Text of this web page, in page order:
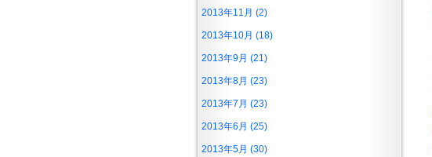
2013年11月 (2)
2013年10月 (18)
2013年9月 (21)
2013年8月 (23)
2013年7月 (23)
2013年6月 (25)
2013年5月 (30)